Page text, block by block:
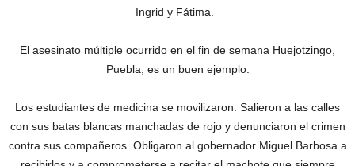
Ingrid y Fátima.
El asesinato múltiple ocurrido en el fin de semana Huejotzingo,
Puebla, es un buen ejemplo.
Los estudiantes de medicina se movilizaron. Salieron a las calles
con sus batas blancas manchadas de rojo y denunciaron el crimen
contra sus compañeros. Obligaron al gobernador Miguel Barbosa a